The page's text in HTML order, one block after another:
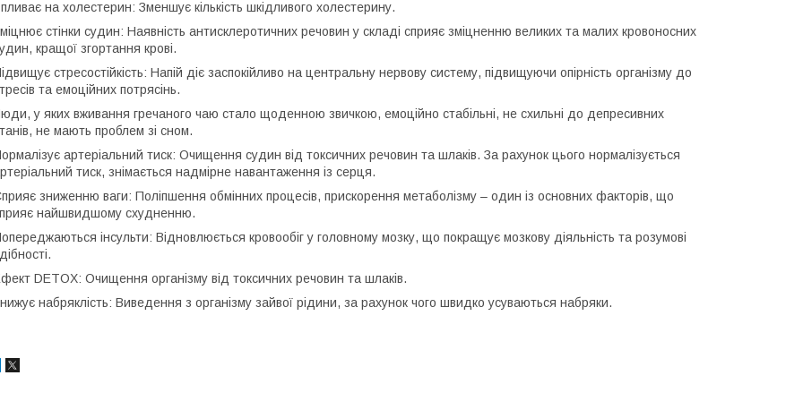
на холестерин: Зменшує кількість шкідливого холестерину.
стінки судин: Наявність антисклеротичних речовин у складі сприяє зміцненню великих та малих кровоносних
кращої згортання крові.
стресостійкість: Напій діє заспокійливо на центральну нервову систему, підвищуючи опірність організму до
та емоційних потрясінь.
у яких вживання гречаного чаю стало щоденною звичкою, емоційно стабільні, не схильні до депресивних
не мають проблем зі сном.
артеріальний тиск: Очищення судин від токсичних речовин та шлаків. За рахунок цього нормалізується
тиск, знімається надмірне навантаження із серця.
зниженню ваги: ​​Поліпшення обмінних процесів, прискорення метаболізму – один із основних факторів, що
найшвидшому схудненню.
інсульти: Відновлюється кровообіг у головному мозку, що покращує мозкову діяльність та розумові
DETOX: Очищення організму від токсичних речовин та шлаків.
набряклість: Виведення з організму зайвої рідини, за рахунок чого швидко усуваються набряки.